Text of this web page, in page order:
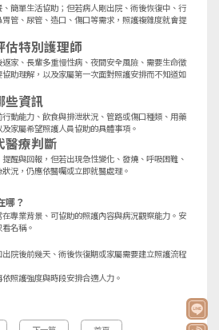
簡單生活協助；但若病人剛出院、術後恢復中、行
管、尿管、造口、傷口等需求，照護複雜度就會提
估特別護理師
家、長輩多重慢性病、夜間安全風險、需要生命徵
助理解，以及家屬第一次面對照護安排而不知道如
些資訊
動能力、飲食與排泄狀況、管路或傷口種類、用藥
家屬希望照護人員協助的具體事項。
醫療判斷
醒與回報，但若出現急性變化、發燒、呼吸困難、
況，仍應依醫囑或立即就醫處理。
哪？
專業背景、可協助的照護內容與病況觀察能力。安
名稱。
院後前幾天、術後恢復期或家屬需要建立照護流程
照護強度與時段安排合適人力。